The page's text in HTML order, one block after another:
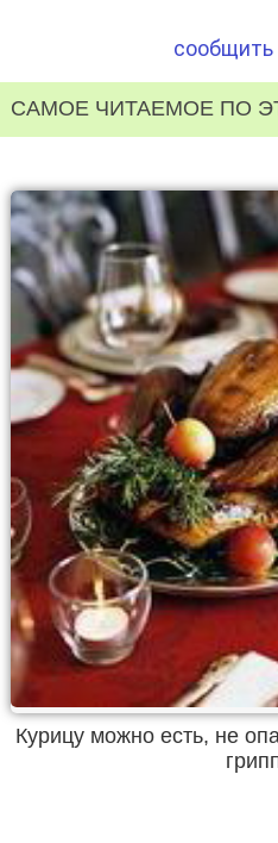
сообщить
САМОЕ ЧИТАЕМОЕ ПО
Курицу можно есть, не